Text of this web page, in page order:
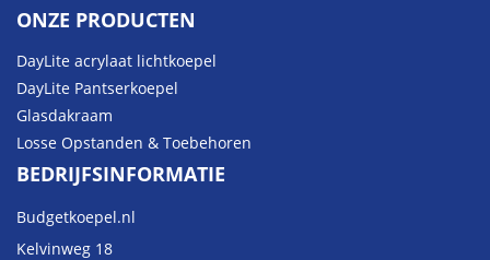
ONZE PRODUCTEN
DayLite acrylaat lichtkoepel
DayLite Pantserkoepel
Glasdakraam
Losse Opstanden & Toebehoren
BEDRIJFSINFORMATIE
Budgetkoepel.nl
Kelvinweg 18